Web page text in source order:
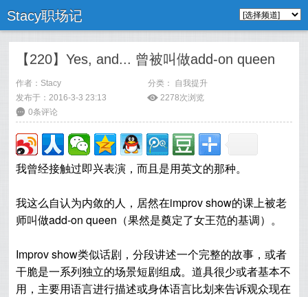
Stacy职场记
【220】Yes, and... 曾被叫做add-on queen
作者： Stacy 分类： 自我提升
发布于：2016-3-3 23:13
ė 2278次浏览
6 0条评论
我曾经接触过即兴表演，而且是用英文的那种。
我这么自认为内敛的人，居然在improv show的课上被老
师叫做add-on queen（果然是奠定了女王范的基调）。
Improv show类似话剧，分段讲述一个完整的故事，或者
干脆是一系列独立的场景短剧组成。道具很少或者基本不
用，主要用语言进行描述或身体语言比划来告诉观众现在